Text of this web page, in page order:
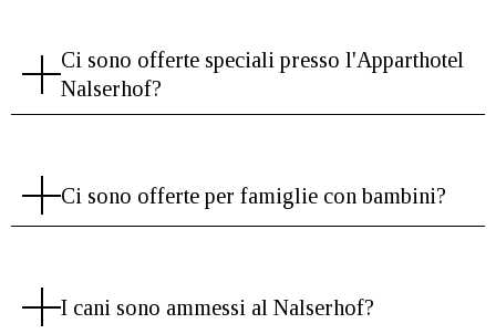
Ci sono offerte speciali presso l'Apparthotel
Nalserhof?
Ci sono offerte per famiglie con bambini?
I cani sono ammessi al Nalserhof?